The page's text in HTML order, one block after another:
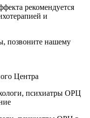
рекомендуется
и
позвоните нашему
Центра